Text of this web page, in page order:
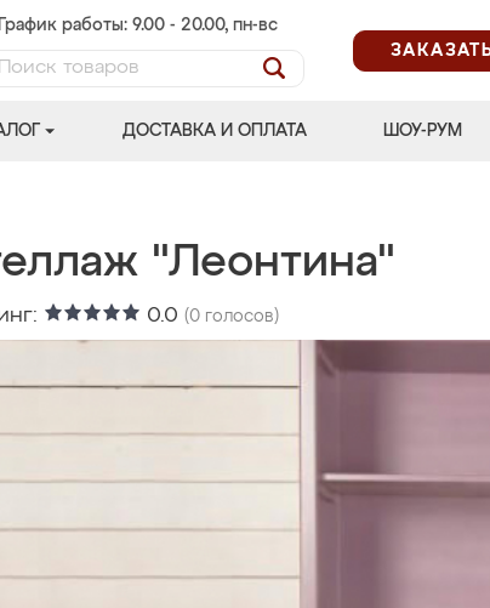
График работы: 9.00 - 20.00, пн-вс
ДОСТАВКА И ОПЛАТА ШОУ-РУМ
"Леонтина"
0.0 (0 голосов)